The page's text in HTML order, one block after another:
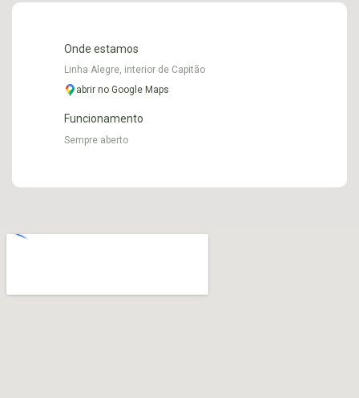
Onde estamos
Linha Alegre, interior de Capitão
abrir no Google Maps
Funcionamento
Sempre aberto